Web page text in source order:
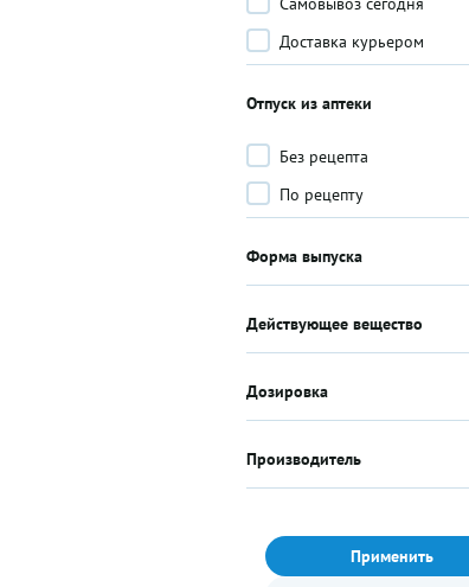
Доставка курьером
Отпуск из аптеки
Без рецепта
По рецепту
Форма выпуска
Действующее вещество
Дозировка
Производитель
Применить